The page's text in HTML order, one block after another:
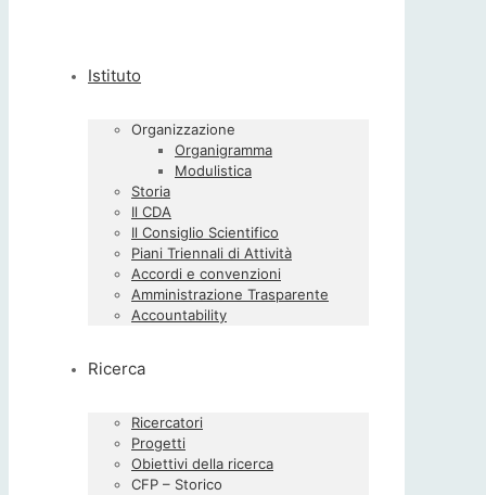
Istituto
Organizzazione
Organigramma
Modulistica
Storia
Il CDA
Il Consiglio Scientifico
Piani Triennali di Attività
Accordi e convenzioni
Amministrazione Trasparente
Accountability
Ricerca
Ricercatori
Progetti
Obiettivi della ricerca
CFP – Storico